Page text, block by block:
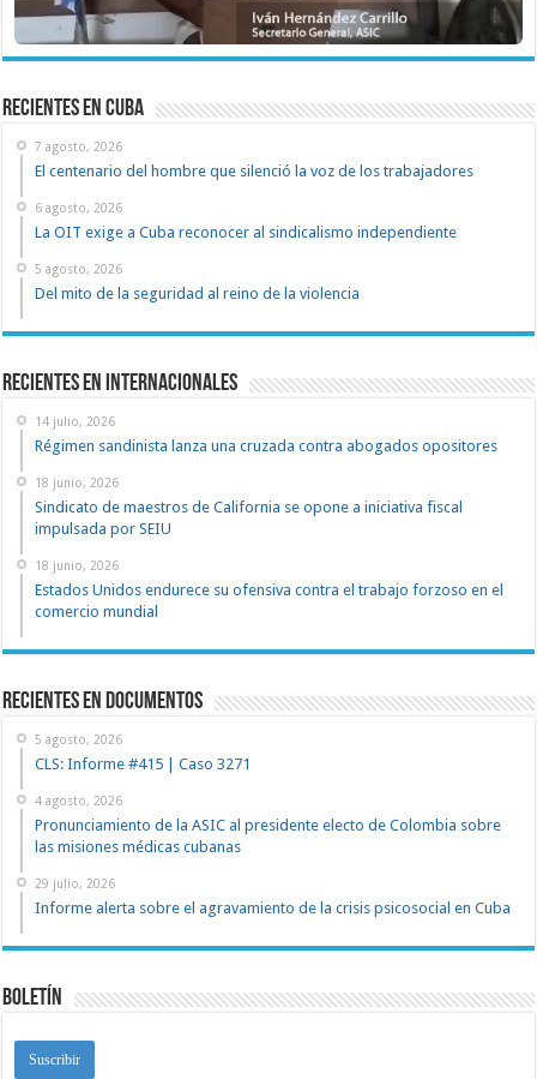
recientes en cuba
7 agosto, 2026
El centenario del hombre que silenció la voz de los trabajadores
6 agosto, 2026
La OIT exige a Cuba reconocer al sindicalismo independiente
5 agosto, 2026
Del mito de la seguridad al reino de la violencia
Recientes en Internacionales
14 julio, 2026
Régimen sandinista lanza una cruzada contra abogados opositores
18 junio, 2026
Sindicato de maestros de California se opone a iniciativa fiscal
impulsada por SEIU
18 junio, 2026
Estados Unidos endurece su ofensiva contra el trabajo forzoso en el
comercio mundial
recientes en documentos
5 agosto, 2026
CLS: Informe #415 | Caso 3271
4 agosto, 2026
Pronunciamiento de la ASIC al presidente electo de Colombia sobre
las misiones médicas cubanas
29 julio, 2026
Informe alerta sobre el agravamiento de la crisis psicosocial en Cuba
Boletín